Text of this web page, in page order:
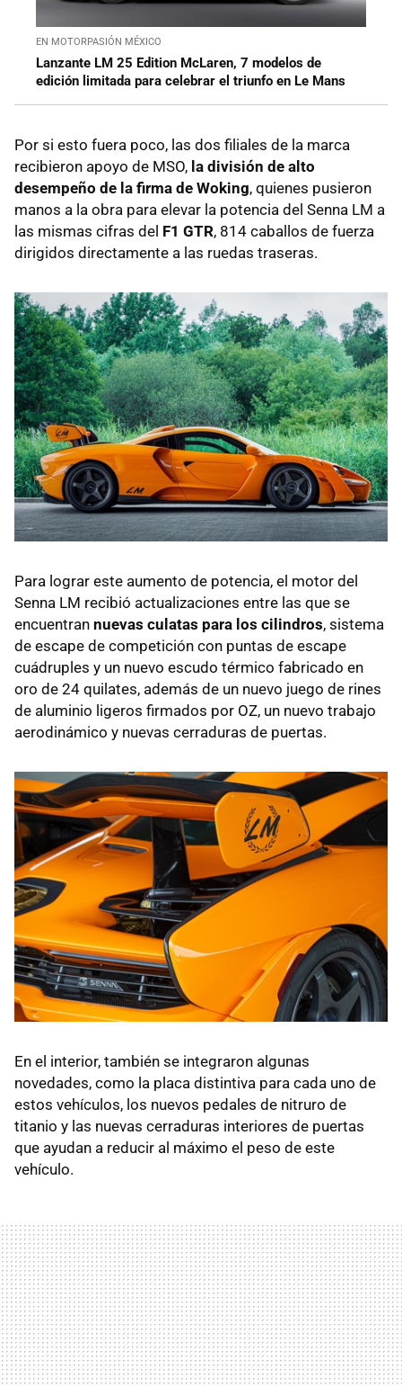
EN MOTORPASIÓN MÉXICO
Lanzante LM 25 Edition McLaren, 7 modelos de
edición limitada para celebrar el triunfo en Le Mans
Por si esto fuera poco, las dos filiales de la marca
recibieron apoyo de MSO, la división de alto
desempeño de la firma de Woking, quienes pusieron
manos a la obra para elevar la potencia del Senna LM a
las mismas cifras del F1 GTR, 814 caballos de fuerza
dirigidos directamente a las ruedas traseras.
Para lograr este aumento de potencia, el motor del
Senna LM recibió actualizaciones entre las que se
encuentran nuevas culatas para los cilindros, sistema
de escape de competición con puntas de escape
cuádruples y un nuevo escudo térmico fabricado en
oro de 24 quilates, además de un nuevo juego de rines
de aluminio ligeros firmados por OZ, un nuevo trabajo
aerodinámico y nuevas cerraduras de puertas.
En el interior, también se integraron algunas
novedades, como la placa distintiva para cada uno de
estos vehículos, los nuevos pedales de nitruro de
titanio y las nuevas cerraduras interiores de puertas
que ayudan a reducir al máximo el peso de este
vehículo.